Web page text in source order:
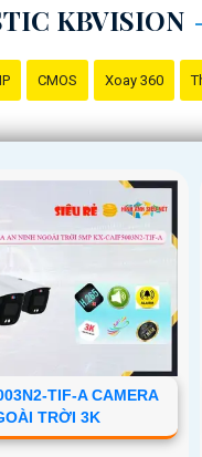
KBVISION
CMOS Xoay 360
TIF-A CAMERA
TRỜI 3K